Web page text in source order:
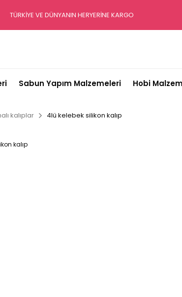
TÜRKİYE VE DÜNYANIN HERYERİNE KARGO
Sabun Yapım Malzemeleri Hobi
kalıplar 4lü kelebek silikon kalıp